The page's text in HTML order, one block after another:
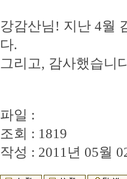
강감산님! 지난 4월
다.
그리고, 감사했습니
파일 :
조회 : 1819
작성 : 2011년 05월